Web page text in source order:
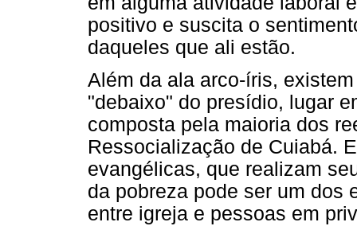
positivo e suscita o
daqueles que ali estão.
Além da ala arco-íris,
"debaixo" do presídio, lugar
composta pela maioria dos
Ressocialização de Cuiabá.
evangélicas, que realizam
da pobreza pode ser um dos
entre igreja e pessoas em